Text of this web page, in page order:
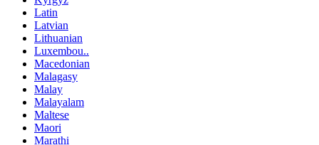
Latin
Latvian
Lithuanian
Luxembou..
Macedonian
Malagasy
Malay
Malayalam
Maltese
Maori
Marathi